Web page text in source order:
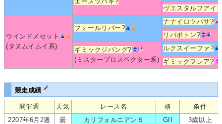
ヴエスタルフアイ
ウインドメセット
(タヌムイムイ系)
フォールリバー?
ナナイロツバサ?
リバポトン?
ギミックジパング?
(ミスタープロスペクター系)
ルクスイーファ?
ギミックフレア?
競走成績
開催週 天気 レース名 格
条件
2207年6月2週
曇 カリフォルニアンＳ GII 3歳以上